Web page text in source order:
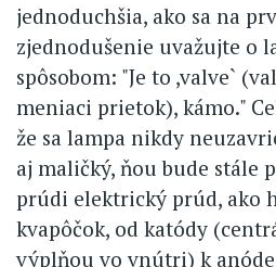
jednoduchšia, ako sa na
zjednodušenie uvažujte o
spôsobom: "Je to ,valve`
meniaci prietok), kámo."
že sa lampa nikdy
aj maličký, ňou bude stále
prúdi elektrický prúd, ako
kvapôčok, od katódy
výplňou vo vnútri) k